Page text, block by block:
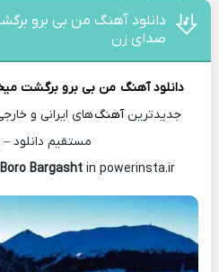
دانلود آهنگ من بی برو
صدای زن
دانلود آهنگ من بی برو برگشت
جدیدترینآهنگهای ایرانی و
مستقیم دانلود –
Bargasht in powerinsta.ir